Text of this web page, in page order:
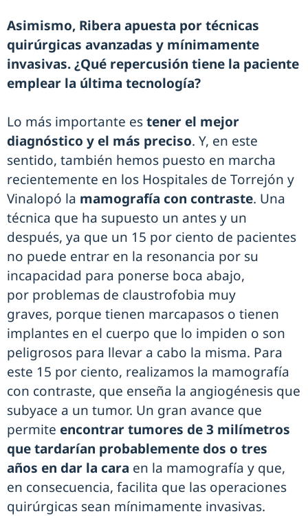
Asimismo, Ribera apuesta por técnicas
quirúrgicas avanzadas y mínimamente
invasivas. ¿Qué repercusión tiene la paciente
emplear la última tecnología?
Lo más importante estener el mejor
diagnóstico y el más preciso. Y, en este
sentido, también hemos puesto en marcha
recientemente en los Hospitales de Torrejón y
Vinalopó la mamografía con contraste. Una
técnica que ha supuesto un antes y un
después, ya que un 15 por ciento de pacientes
no puede entrar en la resonancia por su
incapacidad para ponerse boca abajo,
por problemas de claustrofobia muy
graves, porque tienen marcapasos o tienen
implantes en el cuerpo que lo impiden o son
peligrosos para llevar a cabo la misma. Para
este 15 por ciento, realizamos la mamografía
con contraste, que enseña la angiogénesis que
subyace a un tumor. Un gran avance que
permite encontrar tumores de 3 milímetros
que tardarían probablemente dos o tres
años en dar la cara en la mamografía y que,
en consecuencia, facilita que las operaciones
quirúrgicas sean mínimamente invasivas.